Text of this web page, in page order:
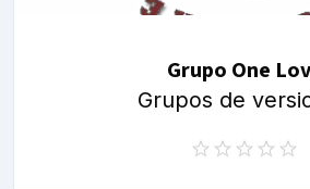
Grupo One
Grupos de